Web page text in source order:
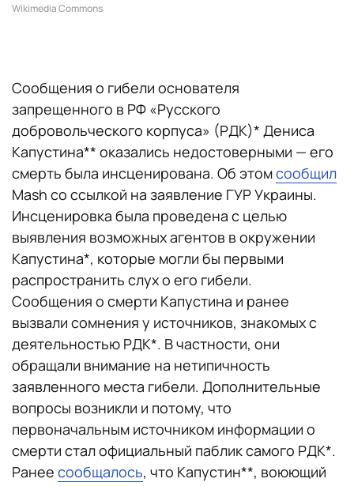
Wikimedia Commons
Сообщения о гибели основателя
запрещенного в РФ «Русского
добровольческого корпуса» (РДК)* Дениса
Капустина** оказались недостоверными — его
смерть была инсценирована. Об этомсообщил
Mash со ссылкой на заявление ГУР Украины.
Инсценировка была проведена с целью
выявления возможных агентов в окружении
Капустина*, которые могли бы первыми
распространить слух о его гибели.
Сообщения о смерти Капустина и ранее
вызвали сомнения у источников, знакомых с
деятельностью РДК*. В частности, они
обращали внимание на нетипичность
заявленного места гибели. Дополнительные
вопросы возникли и потому, что
первоначальным источником информации о
смерти стал официальный паблик самого РДК*.
Ранее сообщалось, что Капустин**, воюющий